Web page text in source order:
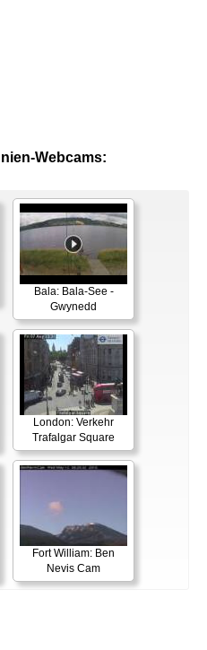
Webcams:
Bala: Bala-See -
Gwynedd
London: Verkehr
Trafalgar Square
Fort William: Ben
Nevis Cam